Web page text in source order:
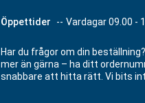
Öppettider -- Vardagar 09.00 -
Har du frågor om din
mer än gärna – ha ditt
snabbare att hitta rätt. Vi bits